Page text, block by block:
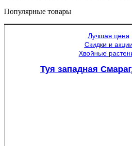
Популярные товары
Лучшая цена
Скидки и акции
Хвойные
Туя западная